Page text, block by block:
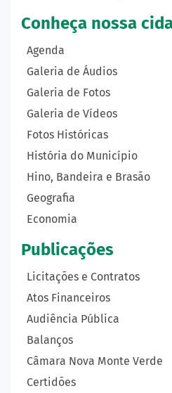
Conheça nossa
Agenda
Galeria de Áudios
Galeria de Fotos
Galeria de Vídeos
Fotos Históricas
História do Município
Hino, Bandeira e Brasão
Geografia
Economia
Publicações
Licitações e Contratos
Atos Financeiros
Audiência Pública
Balanços
Câmara Nova Monte Verde
Certidões